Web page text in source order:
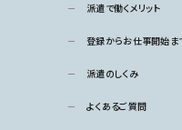
派遣で働くメリット
登録からお仕事開始ま
派遣のしくみ
よくあるご質問